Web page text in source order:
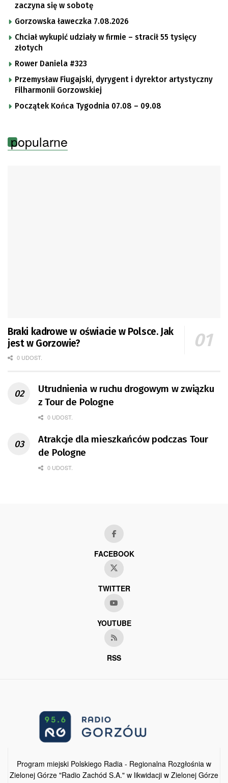
zaczyna się w sobotę
Gorzowska ławeczka 7.08.2026
Chciał wykupić udziały w firmie – stracił 55 tysięcy
złotych
Rower Daniela #323
Przemysław Fiugajski, dyrygent i dyrektor artystyczny
Filharmonii Gorzowskiej
Początek Końca Tygodnia 07.08 – 09.08
popularne
Braki kadrowe w oświacie w Polsce. Jak
jest w Gorzowie?
0 UDOST.
Utrudnienia w ruchu drogowym w związku
z Tour de Pologne
0 UDOST.
Atrakcje dla mieszkańców podczas Tour
de Pologne
0 UDOST.
FACEBOOK
TWITTER
YOUTUBE
RSS
Program miejski Polskiego Radia - Regionalna Rozgłośnia w
Zielonej Górze "Radio Zachód S.A." w likwidacji w Zielonej Górze